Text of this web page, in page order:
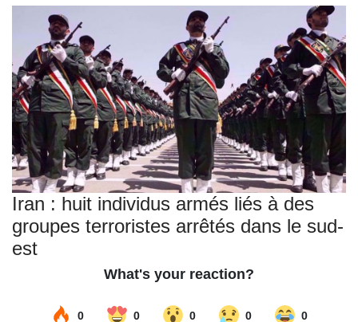
Iran : huit individus armés liés à des
groupes terroristes arrêtés dans le sud-
est